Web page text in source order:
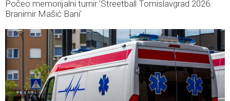
Počeo memorijalni turnir 'Streetball Tomislavgrad 2026.
Branimir Mašić Bani'